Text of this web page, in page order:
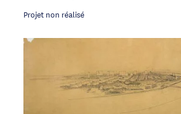
Projet non réalisé